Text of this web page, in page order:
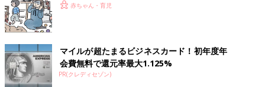
赤ちゃん・育児
マイルが超たまるビジネスカード！初年度年
会費無料で還元率最大1.125%
PR(クレディセゾン)